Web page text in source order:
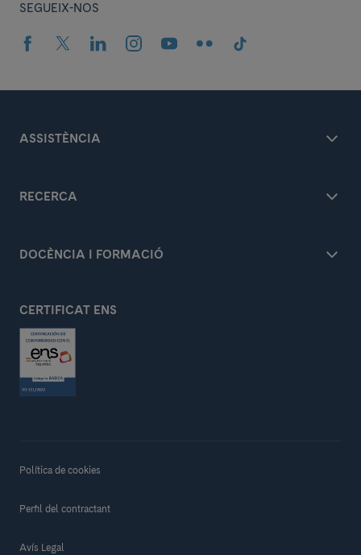
SEGUEIX-NOS
ASSISTÈNCIA
RECERCA
DOCÈNCIA I FORMACIÓ
CERTIFICAT ENS
Política de cookies
Perfil del contractant
Avís Legal